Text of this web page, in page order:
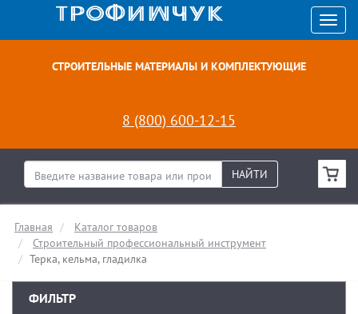
СТРОИТЕЛЬНЫЕ МАТЕРИАЛЫ И КОМПЛЕКТУЮЩИЕ
8 (800) 600-12-15
НАЙТИ
Главная
Каталог товаров
Строительный профессиональный инструмент
Терка, кельма, гладилка
ФИЛЬТР